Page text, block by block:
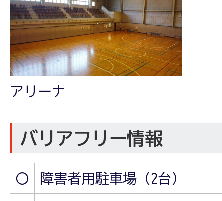
アリーナ
バリアフリー情報
〇 障害者用駐車場（2台）